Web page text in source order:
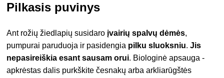
Pilkasis puvinys
Ant rožių žiedlapių susidaro įvairių spalvų dėmės,
pumpurai paruduoja ir pasidengia pilku sluoksniu.Jis
nepasireiškia esant sausam orui. Biologinė apsauga -
apkrėstas dalis purkškite česnakų arba arkliarūgštės